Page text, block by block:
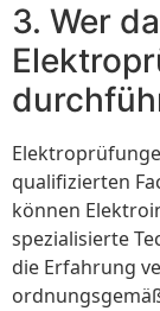
3. Wer
qualifizierten
können
spezialisierte
die Erfahrung